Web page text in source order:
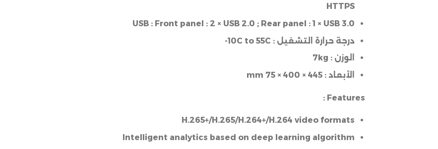
HTTPS
USB : Front panel : 2 × USB 2.0 ; Rear panel : 1 × USB 3.0
درجة حرارة التشغيل : 10C to 55C-
الوزن :
الأبعاد : 445 × 400 × 75
Features :
H.265+/H.265/H.264+/H.264 video formats
Intelligent analytics based on deep learning algorithm